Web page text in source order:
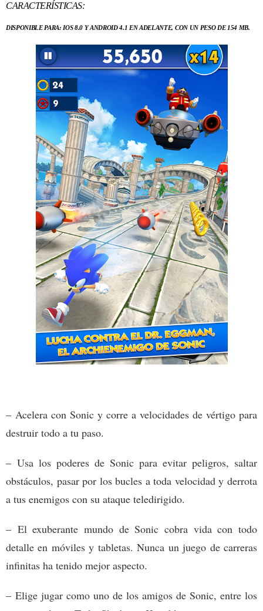
CARACTERÍSTICAS:
DISPONIBLE PARA: IOS 8.0 Y ANDROID 4.1 EN ADELANTE, CON UN PESO DE 154 MB.
– Acelera con Sonic y corre a velocidades de vértigo para
destruir todo a tu paso.
– Usa los poderes de Sonic para evitar peligros, saltar
obstáculos, pasar por los bucles a toda velocidad y derrota
a tus enemigos con su ataque teledirigido.
– El exuberante mundo de Sonic cobra vida con todo
detalle en móviles y tabletas. Nunca un juego de carreras
infinitas ha tenido mejor aspecto.
– Elige jugar como uno de los amigos de Sonic, entre los